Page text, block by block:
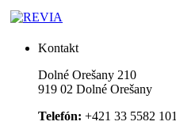
Kontakt
Dolné Orešany 210
919 02 Dolné Orešany
Telefón: +421 33 5582 101